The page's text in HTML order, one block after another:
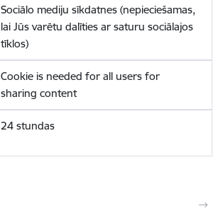
Sociālo mediju sīkdatnes (nepieciešamas,
lai Jūs varētu dalīties ar saturu sociālajos
tīklos)
Cookie is needed for all users for
sharing content
24 stundas